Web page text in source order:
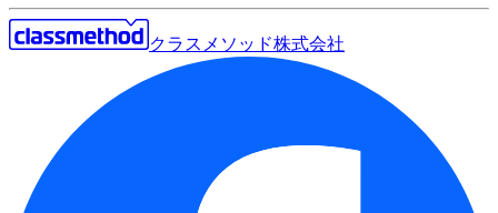
クラスメソッド株式会社